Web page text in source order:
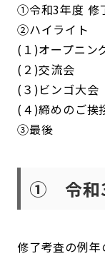
①令和3年度 修
②ハイライト
(１)オープニン
(２)交流会
(３)ビンゴ大会
(４)締めのご挨
③最後
① 令和3
修了考査の例